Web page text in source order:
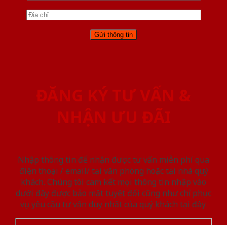
ĐĂNG KÝ TƯ VẤN &
NHẬN ƯU ĐÃI
Nhập thông tin để nhận được tư vấn miễn phí qua
điện thoại / email/ tại văn phòng hoặc tại nhà quý
khách. Chúng tôi cam kết mọi thông tin nhập vào
dưới đây được bảo mật tuyệt đối cũng như chỉ phục
vụ yêu cầu tư vấn duy nhất của quý khách tại đây.